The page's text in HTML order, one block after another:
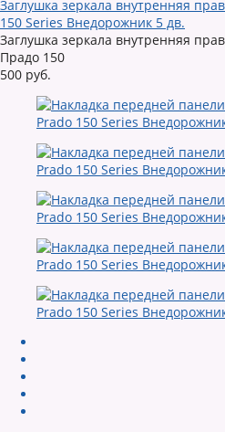
Заглушка зеркала внутренняя
150 Series Внедорожник 5 дв.
Заглушка зеркала внутренняя
Прадо 150
500 руб.